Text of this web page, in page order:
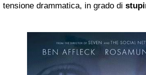
tensione drammatica, in grado di